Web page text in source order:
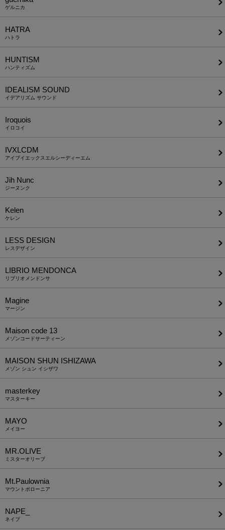
ゲルニカ
HATRA
ハトラ
HUNTISM
ハンティズム
IDEALISM SOUND
イデアリズム サウンド
Iroquois
イロコイ
IVXLCDM
アイブイエックスエルシーディーエム
Jih Nunc
ジーヌンク
Kelen
ケレン
LESS DESIGN
レスデザイン
LIBRIO MENDONCA
リブリオメンドンサ
Magine
マージン
Maison code 13
メゾンコードサーティーン
MAISON SHUN ISHIZAWA
メゾン シュン イシザワ
masterkey
マスターキー
MAYO
メイヨー
MR.OLIVE
ミスターオリーブ
Mt.Paulownia
マウントポローニア
NAPE_
ネイプ